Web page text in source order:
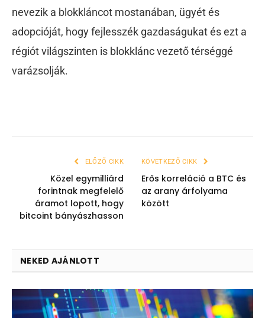
nevezik a blokkláncot mostanában, ügyét és
adopcióját, hogy fejlesszék gazdaságukat és ezt a
régiót világszinten is blokklánc vezető térséggé
varázsolják.
ELŐZŐ CIKK
Közel egymilliárd
forintnak megfelelő
áramot lopott, hogy
bitcoint bányászhasson
KÖVETKEZŐ CIKK
Erős korreláció a BTC és
az arany árfolyama
között
NEKED AJÁNLOTT